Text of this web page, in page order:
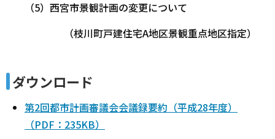
（5）西宮市景観計画の変更について
（枝川町戸建住宅A地区景観重点地区指定）
ダウンロード
第2回都市計画審議会会議録要約（平成28年度）
（PDF：235KB）